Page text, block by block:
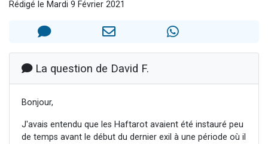
Il reste 49 places pour étudier en groupe sur Zoom
2 personnes viennent de faire un don pour Tsédaka : pauvres d'Israel
Rédigé le Mardi 9 Février 2021
La question de David F.
Bonjour,
J'avais entendu que les Haftarot avaient été instauré peu
de temps avant le début du dernier exil à une période où il